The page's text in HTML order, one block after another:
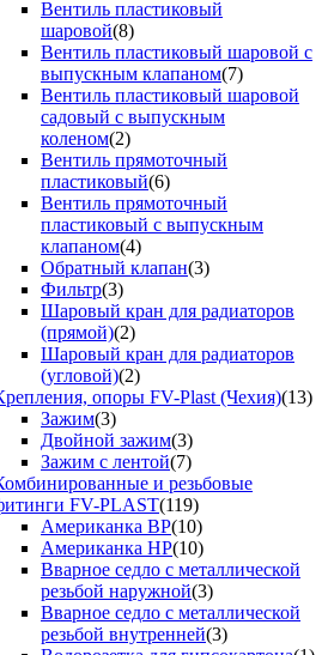
Вентиль пластиковый
шаровой(8)
Вентиль пластиковый шаровой с
выпускным клапаном(7)
Вентиль пластиковый шаровой
садовый с выпускным
коленом(2)
Вентиль прямоточный
пластиковый(6)
Вентиль прямоточный
пластиковый с выпускным
клапаном(4)
Обратный клапан(3)
Фильтр(3)
Шаровый кран для радиаторов
(прямой)(2)
Шаровый кран для радиаторов
(угловой)(2)
опоры FV-Plast (Чехия)(13)
Зажим(3)
Двойной зажим(3)
Зажим с лентой(7)
и резьбовые
FV-PLAST(119)
Американка ВР(10)
Американка НР(10)
Вварное седло с металлической
резьбой наружной(3)
Вварное седло с металлической
резьбой внутренней(3)